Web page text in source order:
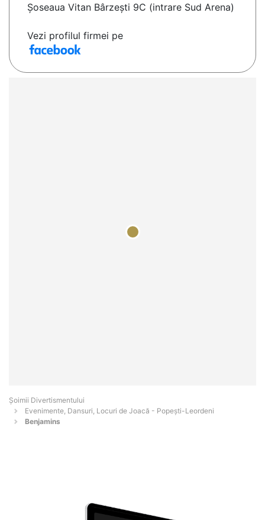
Şoseaua Vitan Bârzeşti 9C (intrare Sud Arena)
Vezi profilul firmei pe
Şoimii Divertismentului
Evenimente, Dansuri, Locuri de Joacă - Popeşti-Leordeni
Benjamins